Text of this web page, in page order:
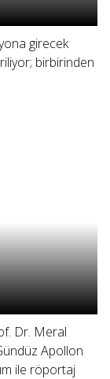
girecek
birbirinden
Dr. Meral
Apollon
ile röportaj